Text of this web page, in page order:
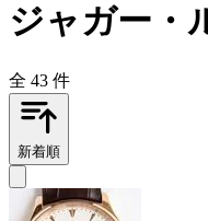
ジャガー・
全 43 件
新着順